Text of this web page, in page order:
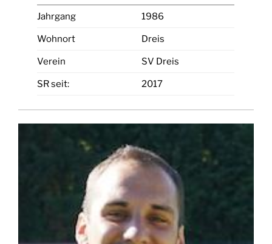
Jahrgang 1986
Wohnort Dreis
Verein SV Dreis
SR seit: 2017